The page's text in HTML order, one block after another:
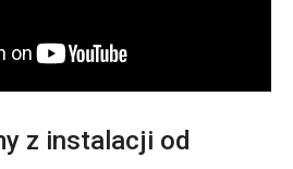
z instalacji od